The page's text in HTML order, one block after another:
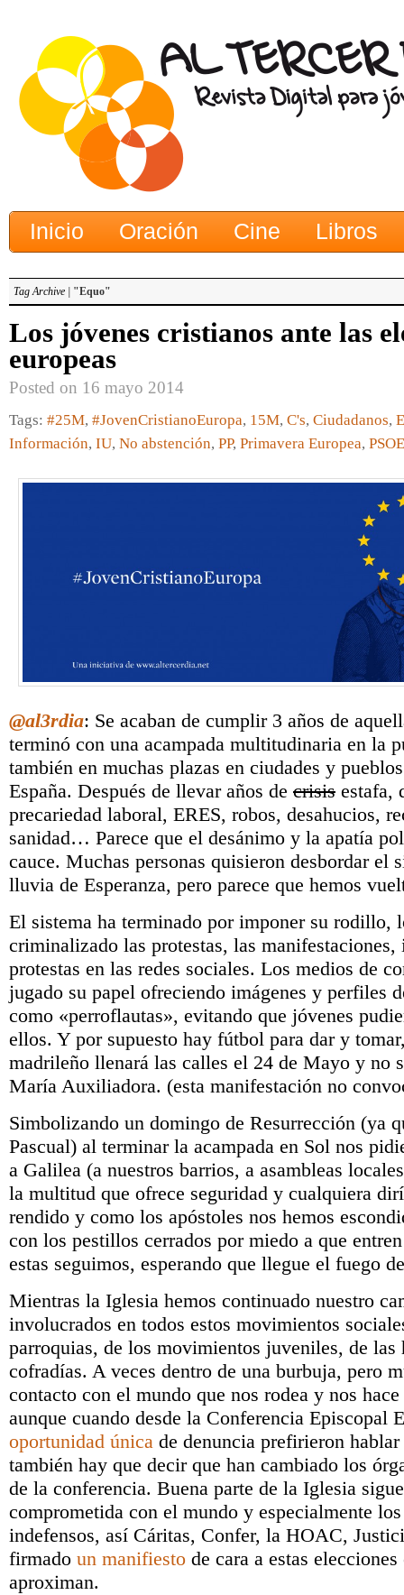
Inicio Oración Cine Libros
Tag Archive | "Equo"
Los jóvenes cristianos ante las
europeas
Posted on 16 mayo 2014
Tags: #25M, #JovenCristianoEuropa, 15M, C's, Ciudadanos,
Información, IU, No abstención, PP, Primavera Europea, PSOE
@al3rdia: Se acaban de cumplir 3 años de
terminó con una acampada multitudinaria en la
también en muchas plazas en ciudades y
España. Después de llevar años de crisis estafa,
precariedad laboral, ERES, robos, desahucios,
sanidad… Parece que el desánimo y la apatía
cauce. Muchas personas quisieron desbordar el
lluvia de Esperanza, pero parece que hemos
El sistema ha terminado por imponer su rodillo,
criminalizado las protestas, las manifestaciones,
protestas en las redes sociales. Los medios de
jugado su papel ofreciendo imágenes y perfiles
como «perroflautas», evitando que jóvenes
ellos. Y por supuesto hay fútbol para dar y
madrileño llenará las calles el 24 de Mayo y no
María Auxiliadora. (esta manifestación no
Simbolizando un domingo de Resurrección (ya
Pascual) al terminar la acampada en Sol nos
a Galilea (a nuestros barrios, a asambleas
la multitud que ofrece seguridad y cualquiera
rendido y como los apóstoles nos hemos
con los pestillos cerrados por miedo a que
estas seguimos, esperando que llegue el fuego
Mientras la Iglesia hemos continuado nuestro
involucrados en todos estos movimientos
parroquias, de los movimientos juveniles, de las
cofradías. A veces dentro de una burbuja, pero
contacto con el mundo que nos rodea y nos
aunque cuando desde la Conferencia Episcopal
oportunidad única de denuncia prefirieron
también hay que decir que han cambiado los
de la conferencia. Buena parte de la Iglesia
comprometida con el mundo y especialmente
indefensos, así Cáritas, Confer, la HOAC,
firmado un manifiesto de cara a estas elecciones
aproximan.